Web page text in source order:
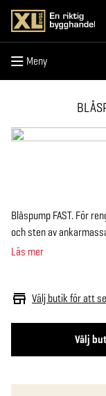
Meny
Meny
Välj
Välj butik för att
Blåspump FAST. För
och sten av
Läs mer